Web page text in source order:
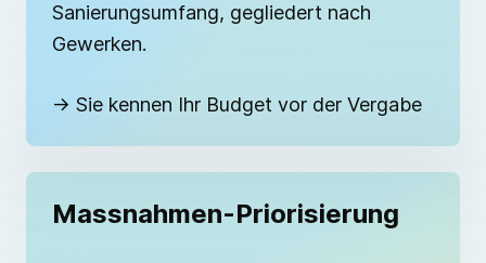
Sanierungsumfang, gegliedert nach
Gewerken.
→ Sie kennen Ihr Budget vor der Vergabe
Massnahmen-Priorisierung